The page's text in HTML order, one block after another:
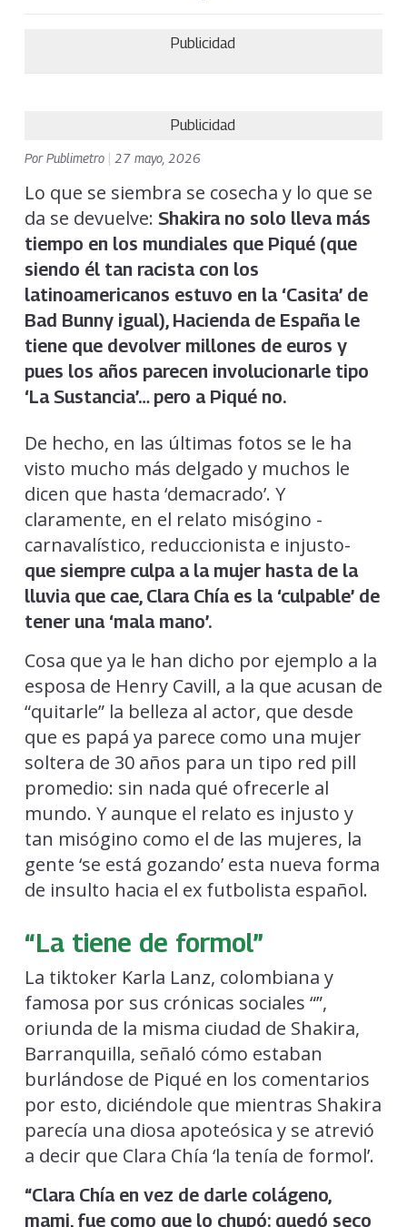
Publicidad
Publicidad
PorPublimetro 27 mayo, 2026
Lo que se siembra se cosecha y lo que se
da se devuelve: Shakira no solo lleva más
tiempo en los mundiales quePiqué (que
siendo él tan racista con los
latinoamericanos estuvo en la ‘Casita’ de
Bad Bunny igual), Hacienda de España le
tiene que devolver millones de euros y
pues los años parecen involucionarle tipo
‘La Sustancia’… pero a Piqué no.
De hecho, en las últimas fotos se le ha
visto mucho más delgado y muchos le
dicen que hasta ‘demacrado’. Y
claramente, en el relato misógino -
carnavalístico, reduccionista e injusto-
que siempre culpa a la mujer hasta de la
lluvia que cae, Clara Chía es la ‘culpable’ de
tener una ‘mala mano’.
Cosa que ya le han dicho por ejemplo a la
esposa de Henry Cavill, a la que acusan de
“quitarle” la belleza al actor, que desde
que es papá ya parece como una mujer
soltera de 30 años para un tipo red pill
promedio: sin nada qué ofrecerle al
mundo. Y aunque el relato es injusto y
tan misógino como el de las mujeres, la
gente ‘se está gozando’ esta nueva forma
de insulto hacia el ex futbolista español.
“La tiene de formol”
La tiktoker Karla Lanz, colombiana y
famosa por sus crónicas sociales “”,
oriunda de la misma ciudad de Shakira,
Barranquilla, señaló cómo estaban
burlándose de Piqué en los comentarios
por esto, diciéndole que mientras Shakira
parecía una diosa apoteósica y se atrevió
a decir que Clara Chía ‘la tenía de formol’.
“Clara Chía en vez de darle colágeno,
mami, fue como que lo chupó: quedó seco